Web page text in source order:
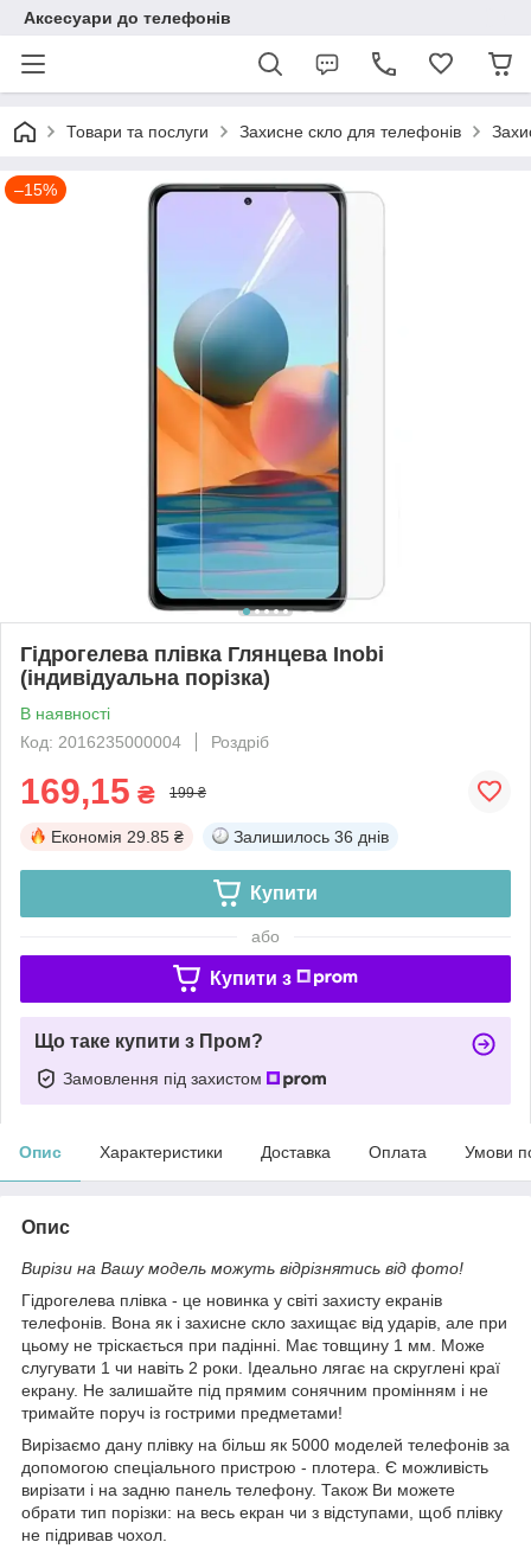
Аксесуари до телефонів
Товари та послуги Захисне скло для телефонів
–15%
Гідрогелева плівка Глянцева Inobi
(індивідуальна порізка)
В наявності
Код: 2016235000004
Роздріб
169,15 ₴ 199 ₴
Економія 29.85 ₴ Залишилось 36 днів
Купити
або
Купити з
Що таке купити з Пром?
Замовлення під захистом
Опис Характеристики Доставка Оплата Умови
Опис
Вирізи на Вашу модель можуть відрізнятись від фото!
Гідрогелева плівка - це новинка у світі захисту екранів
телефонів. Вона як і захисне скло захищає від ударів, але при
цьому не тріскається при падінні. Має товщину 1 мм. Може
слугувати 1 чи навіть 2 роки. Ідеально лягає на скруглені краї
екрану. Не залишайте під прямим сонячним промінням і не
тримайте поруч із гострими предметами!
Вирізаємо дану плівку на більш як 5000 моделей телефонів за
допомогою спеціального пристрою - плотера. Є можливість
вирізати і на задню панель телефону. Також Ви можете
обрати тип порізки: на весь екран чи з відступами, щоб плівку
не підривав чохол.